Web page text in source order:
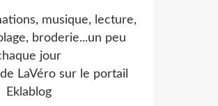
musique, lecture,
broderie...un peu
jour
LaVéro sur le portail
Eklablog